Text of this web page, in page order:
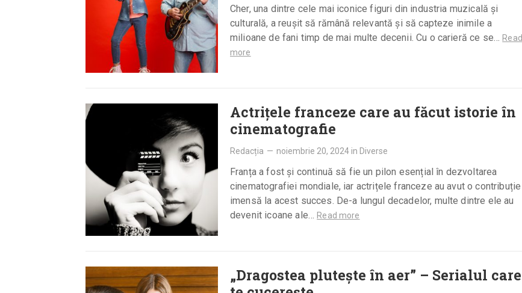
Cher, una dintre cele mai iconice figuri din industria muzicală și
culturală, a reușit să rămână relevantă și să capteze inimile a
milioane de fani timp de mai multe decenii. Cu o carieră ce se… Read
more
Actrițele franceze care au făcut istorie în
cinematografie
Redacția — noiembrie 20, 2024 in Diverse
Franța a fost și continuă să fie un pilon esențial în dezvoltarea
cinematografiei mondiale, iar actrițele franceze au avut o contribuție
imensă la acest succes. De-a lungul decadelor, multe dintre ele au
devenit icoane ale… Read more
„Dragostea plutește în aer” – Serialul care